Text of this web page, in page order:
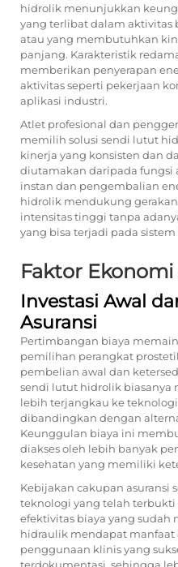
hidrolik menunjukkan
yang terlibat dalam
atau yang membutuhkan
panjang. Karakteristik
memberikan penyerapan
aktivitas seperti pekerjaan
aplikasi industri.
Atlet profesional dan
memilih solusi sendi lutut
kinerja yang konsisten dan
diutamakan daripada fungsi
instan dan pengembalian
hidrolik mendukung
intensitas tinggi tanpa
yang bisa terjadi pada sistem
Faktor
Investasi Awal
Asuransi
Pertimbangan biaya
pemilihan perangkat
pembelian awal dan
sendi lutut hidrolik biasanya
lebih terjangkau ke
dibandingkan dengan
Keunggulan biaya ini
diakses oleh lebih banyak
kesehatan yang memiliki
Kebijakan cakupan asuransi
teknologi yang telah
efektivitas biaya yang sudah
hidraulik mendapat
penggunaan klinis yang